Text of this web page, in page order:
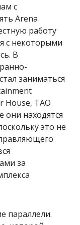
с
Arena
работу
с некоторыми
В
заниматься
House, ТАО
они находятся
это не
за
параллели.